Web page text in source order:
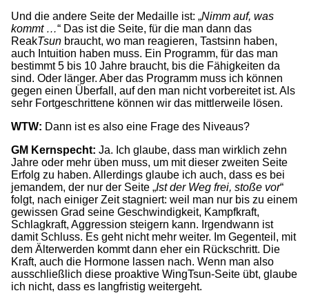
Und die andere Seite der Medaille ist: „Nimm auf, was
kommt …“ Das ist die Seite, für die man dann das
ReakTsun braucht, wo man reagieren, Tastsinn haben,
auch Intuition haben muss. Ein Programm, für das man
bestimmt 5 bis 10 Jahre braucht, bis die Fähigkeiten da
sind. Oder länger. Aber das Programm muss ich können
gegen einen Überfall, auf den man nicht vorbereitet ist. Als
sehr Fortgeschrittene können wir das mittlerweile lösen.
WTW: Dann ist es also eine Frage des Niveaus?
GM Kernspecht: Ja. Ich glaube, dass man wirklich zehn
Jahre oder mehr üben muss, um mit dieser zweiten Seite
Erfolg zu haben. Allerdings glaube ich auch, dass es bei
jemandem, der nur der Seite „Ist der Weg frei, stoße vor“
folgt, nach einiger Zeit stagniert: weil man nur bis zu einem
gewissen Grad seine Geschwindigkeit, Kampfkraft,
Schlagkraft, Aggression steigern kann. Irgendwann ist
damit Schluss. Es geht nicht mehr weiter. Im Gegenteil, mit
dem Älterwerden kommt dann eher ein Rückschritt. Die
Kraft, auch die Hormone lassen nach. Wenn man also
ausschließlich diese proaktive WingTsun-Seite übt, glaube
ich nicht, dass es langfristig weitergeht.